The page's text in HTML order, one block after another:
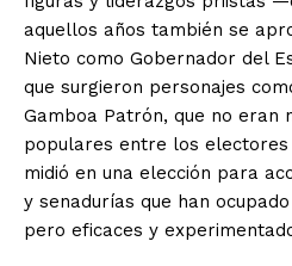
aquellos años también se
Nieto como Gobernador del
que surgieron personajes
Gamboa Patrón, que no eran
populares entre los
midió en una elección para
y senadurías que han
pero eficaces y